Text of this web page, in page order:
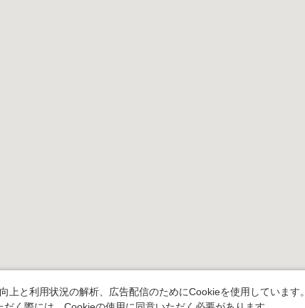
上と利用状況の解析、広告配信のためにCookieを使用しています。